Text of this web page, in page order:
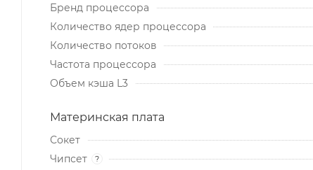
Бренд процессора
Количество ядер процессора
Количество потоков
Частота процессора
Объем кэша L3
Материнская плата
Сокет
Чипсет
?